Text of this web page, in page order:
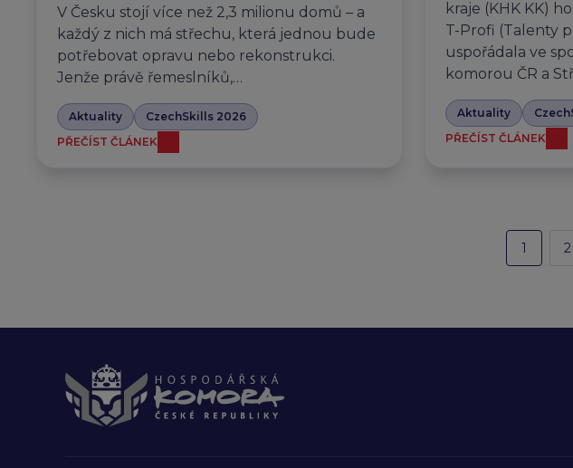
V Česku stojí více než 2,3 milionu domů – a
každý z nich má střechu, která jednou bude
potřebovat opravu nebo rekonstrukci.
Jenže právě řemeslníků,…
Aktuality
CzechSkills 2026
PŘEČÍST ČLÁNEK
kraje (KHK KK)
T-Profi (Talenty
uspořádala ve
komorou ČR a
Aktuality
PŘEČÍST ČLÁNEK
1 2